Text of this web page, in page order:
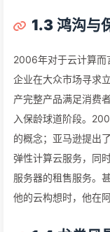
1.3 鸿沟与
2006年对于云计算而
企业在大众市场寻求
产完整产品满足消费
入保龄球道阶段。
的概念；亚马逊提出
弹性计算云服务，同
服务器的租售服务。
他的云构想时，他在